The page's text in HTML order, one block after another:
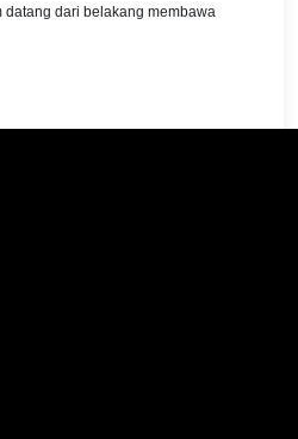
dari belakang membawa